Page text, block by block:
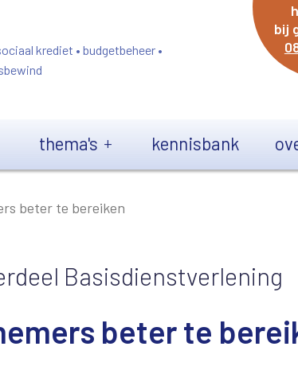
krediet • budgetbeheer •
bij
thema's kennisbank
beter te bereiken
Basisdienstverlening
beter te